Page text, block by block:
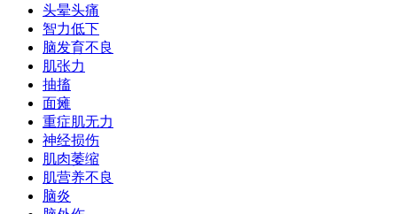
头晕头痛
智力低下
脑发育不良
肌张力
抽搐
面瘫
重症肌无力
神经损伤
肌肉萎缩
肌营养不良
脑炎